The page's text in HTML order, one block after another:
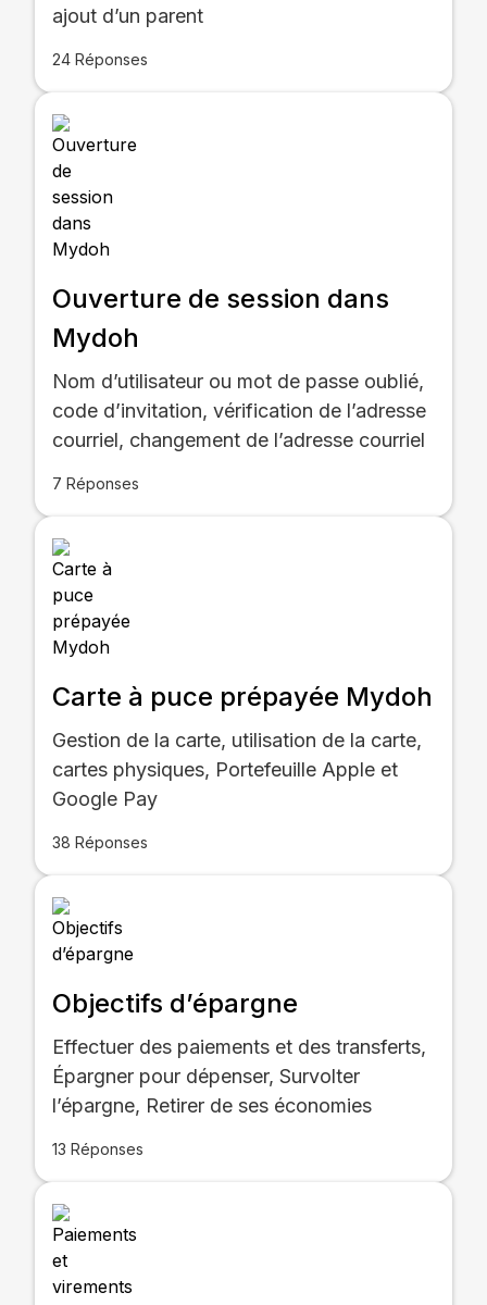
ajout d’un parent
24 Réponses
Ouverture de session dans
Mydoh
Nom d’utilisateur ou mot de passe oublié,
code d’invitation, vérification de l’adresse
courriel, changement de l’adresse courriel
7 Réponses
Carte à puce prépayée Mydoh
Gestion de la carte, utilisation de la carte,
cartes physiques, Portefeuille Apple et
Google Pay
38 Réponses
Objectifs d’épargne
Effectuer des paiements et des transferts,
Épargner pour dépenser, Survolter
l’épargne, Retirer de ses économies
13 Réponses